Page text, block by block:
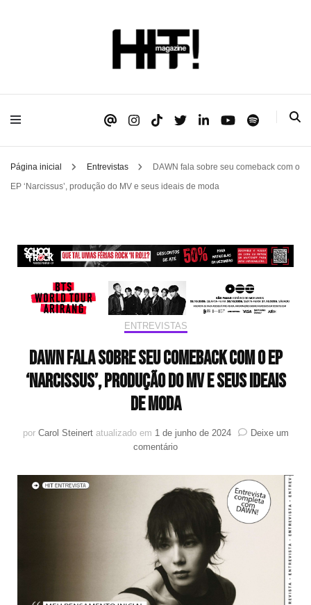
HIT!Magazine
Página inicial Entrevistas
DAWN fala sobre seu comeback com o
EP ‘Narcissus’, produção do MV e seus ideais de moda
ENTREVISTAS
DAWN fala sobre seu comeback com o EP
‘Narcissus’, produção do MV e seus ideais
de moda
por Carol Steinert atualizado em 1 de junho de 2024
Deixe um
comentárioem
fala
sobre
comeback
com
o
EP
‘Narcissus’,
produção
do